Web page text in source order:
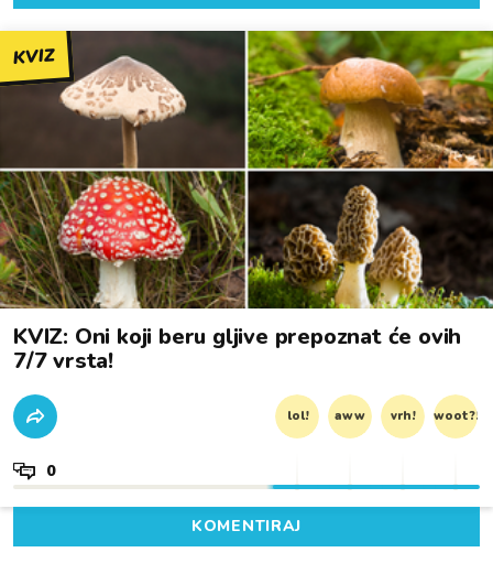
KVIZ
KVIZ: Oni koji beru gljive prepoznat će ovih
7/7 vrsta!
lol! aww vrh! woot?!
0
KOMENTIRAJ